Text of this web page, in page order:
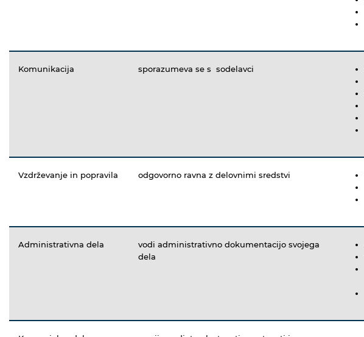
Komunikacija sporazumeva se s sodelavci
Vzdrževanje in popravila odgovorno ravna z delovnimi sredstvi
Administrativna dela
vodi administrativno dokumentacijo svojega
dela